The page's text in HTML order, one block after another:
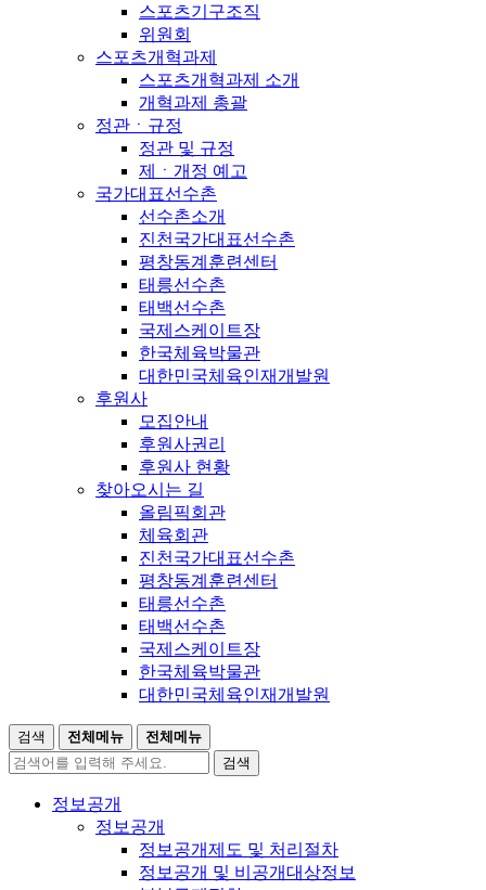
스포츠기구조직
위원회
스포츠개혁과제
스포츠개혁과제 소개
개혁과제 총괄
정관ㆍ규정
정관 및 규정
제ㆍ개정 예고
국가대표선수촌
선수촌소개
진천국가대표선수촌
평창동계훈련센터
태릉선수촌
태백선수촌
국제스케이트장
한국체육박물관
대한민국체육인재개발원
후원사
모집안내
후원사권리
후원사 현황
찾아오시는 길
올림픽회관
체육회관
진천국가대표선수촌
평창동계훈련센터
태릉선수촌
태백선수촌
국제스케이트장
한국체육박물관
대한민국체육인재개발원
검색 전체메뉴
전체메뉴
검색
정보공개
정보공개
정보공개제도 및 처리절차
정보공개 및 비공개대상정보